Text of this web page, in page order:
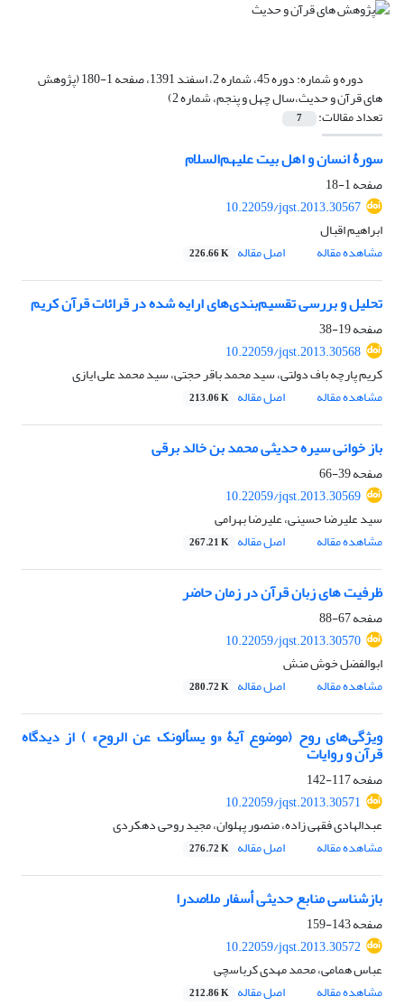
دوره و شماره: دوره 45، شماره 2، اسفند 1391، صفحه 1-180 (پژوهش
های قرآن و حدیث،سال چهل و پنجم، شماره 2)
تعداد مقالات: 7
سورۀ انسان و اهل بیت علیهم‌السلام
صفحه1-18
10.22059/jqst.2013.30567
ابراهیم اقبال
مشاهده مقاله
اصل مقاله 226.66 K
تحلیل و بررسی تقسیم‌بندی‌های ارایه شده در قرائات قرآن کریم
صفحه19-38
10.22059/jqst.2013.30568
کریم پارچه باف دولتی، سید محمد باقر حجتی، سید محمد علی ایازی
مشاهده مقاله
اصل مقاله 213.06 K
باز خوانی سیره حدیثی محمد بن خالد برقی
صفحه39-66
10.22059/jqst.2013.30569
سید علیرضا حسینی، علیرضا بهرامی
مشاهده مقاله
اصل مقاله 267.21 K
ظرفیت های زبان قرآن در زمان حاضر
صفحه67-88
10.22059/jqst.2013.30570
ابوالفضل خوش منش
مشاهده مقاله
اصل مقاله 280.72 K
ویژگی‌های روح (موضوع آیۀ «و یسألونک عن الروح» ) از دیدگاه
قرآن و روایات
صفحه117-142
10.22059/jqst.2013.30571
عبدالهادی فقهی زاده، منصور پهلوان، مجید روحی دهکردی
مشاهده مقاله
اصل مقاله 276.72 K
بازشناسی منابع حدیثی أسفار ملاصدرا
صفحه143-159
10.22059/jqst.2013.30572
عباس همامی، محمد مهدی کرباسچی
مشاهده مقاله
اصل مقاله 212.86 K